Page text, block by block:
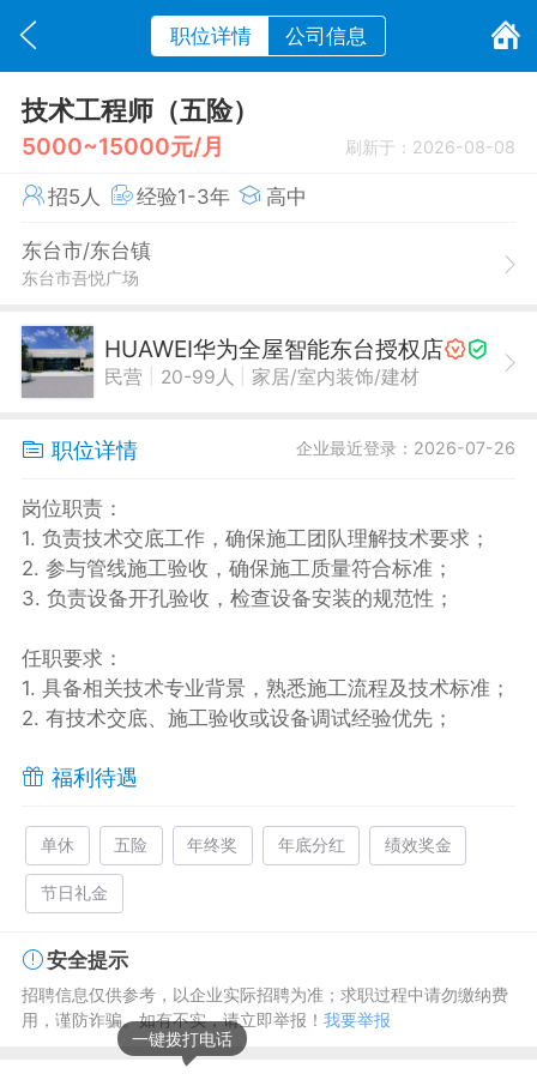
职位详情 公司信息
技术工程师（五险）
5000~15000元/月 刷新于：2026-08-08
招5人 经验1-3年 高中
东台市/东台镇
东台市吾悦广场
HUAWEI华为全屋智能东台授权店
民营 20-99人 家居/室内装饰/建材
职位详情 企业最近登录：2026-07-26
岗位职责：
1. 负责技术交底工作，确保施工团队理解技术要求；
2. 参与管线施工验收，确保施工质量符合标准；
3. 负责设备开孔验收，检查设备安装的规范性；
任职要求：
1. 具备相关技术专业背景，熟悉施工流程及技术标准；
2. 有技术交底、施工验收或设备调试经验优先；
福利待遇
单休 五险 年终奖 年底分红 绩效奖金
节日礼金
安全提示
招聘信息仅供参考，以企业实际招聘为准；求职过程中请勿缴纳费
用，谨防诈骗。如有不实，请立即举报！ 我要举报
一键拨打电话